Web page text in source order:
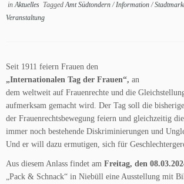
inAktuelles TaggedAmt Südtondern/Information/
Veranstaltung
Seit 1911 feiern Frauen den
„Internationalen Tag der Frauen“, an
dem weltweit auf Frauenrechte und die
aufmerksam gemacht wird. Der Tag soll die
der Frauenrechtsbewegung feiern und gleichzeitig
immer noch bestehende Diskriminierungen und
Und er will dazu ermutigen, sich für
Aus diesem Anlass findet am Freitag, den
„Pack & Schnack“ in Niebüll eine Ausstellung mit